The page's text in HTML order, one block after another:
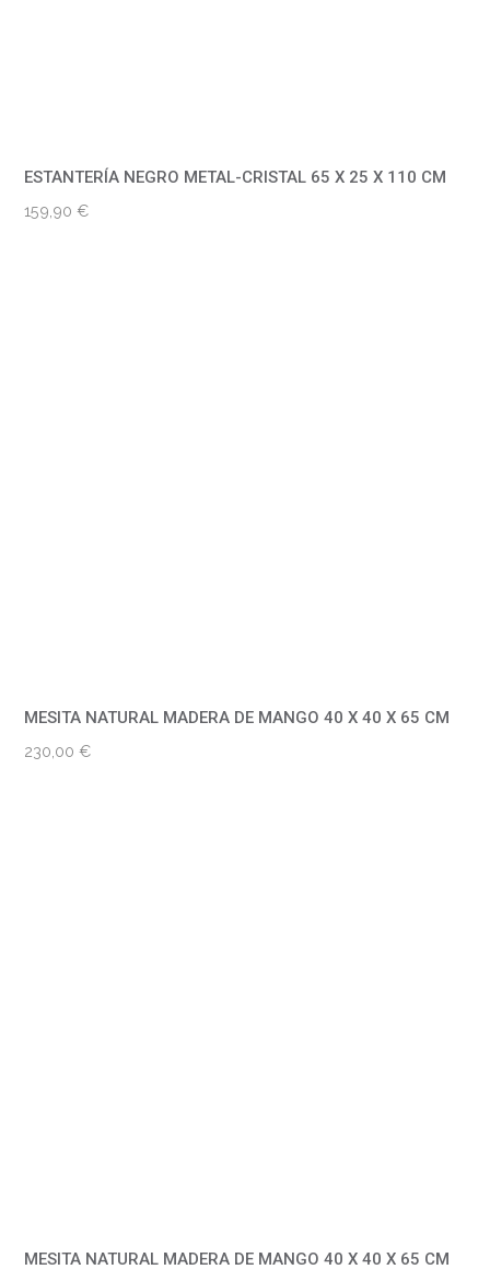
ESTANTERÍA NEGRO METAL-CRISTAL 65 X 25 X 110 CM
159,90€
MESITA NATURAL MADERA DE MANGO 40 X 40 X 65 CM
230,00€
MESITA NATURAL MADERA DE MANGO 40 X 40 X 65 CM